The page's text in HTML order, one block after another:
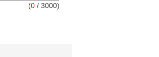
(0 / 3000)